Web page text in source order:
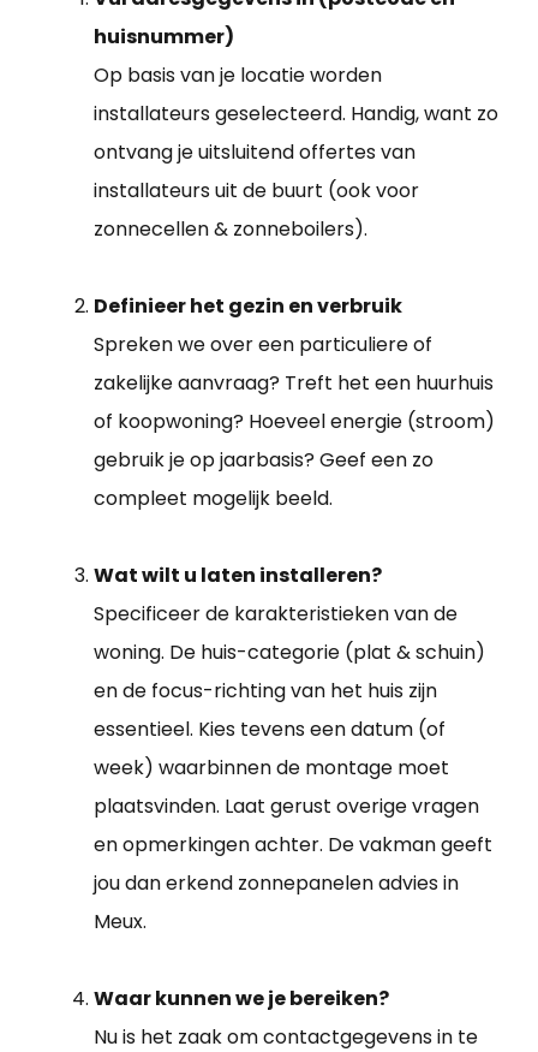
huisnummer)
Op basis van je locatie worden
installateurs geselecteerd. Handig, want zo
ontvang je uitsluitend offertes van
installateurs uit de buurt (ook voor
zonnecellen & zonneboilers).
Definieer het gezin en verbruik
Spreken we over een particuliere of
zakelijke aanvraag? Treft het een huurhuis
of koopwoning? Hoeveel energie (stroom)
gebruik je op jaarbasis? Geef een zo
compleet mogelijk beeld.
Wat wilt u laten installeren?
Specificeer de karakteristieken van de
woning. De huis-categorie (plat & schuin)
en de focus-richting van het huis zijn
essentieel. Kies tevens een datum (of
week) waarbinnen de montage moet
plaatsvinden. Laat gerust overige vragen
en opmerkingen achter. De vakman geeft
jou dan erkend zonnepanelen advies in
Meux.
Waar kunnen we je bereiken?
Nu is het zaak om contactgegevens in te